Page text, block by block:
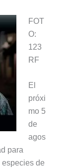
FOT
O:
123
RF
El
próxi
mo 5
de
agos
para
de